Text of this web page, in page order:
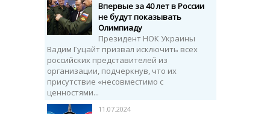
Впервые за 40 лет в России
не будут показывать
Олимпиаду
Президент НОК Украины
Вадим Гуцайт призвал исключить всех
российских представителей из
организации, подчеркнув, что их
присутствие «несовместимо с
ценностями...
11.07.2024